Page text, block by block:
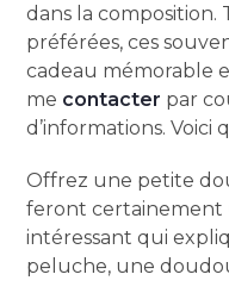
dans la composition.
préférées, ces
cadeau mémorable
me contacter par
d’informations.
Offrez une petite
feront certainement
intéressant qui
peluche, une